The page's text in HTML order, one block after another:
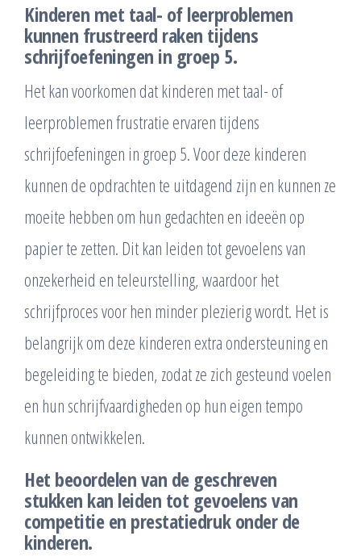
Kinderen met taal- of leerproblemen
kunnen frustreerd raken tijdens
schrijfoefeningen in groep 5.
Het kan voorkomen dat kinderen met taal- of
leerproblemen frustratie ervaren tijdens
schrijfoefeningen in groep 5. Voor deze kinderen
kunnen de opdrachten te uitdagend zijn en kunnen ze
moeite hebben om hun gedachten en ideeën op
papier te zetten. Dit kan leiden tot gevoelens van
onzekerheid en teleurstelling, waardoor het
schrijfproces voor hen minder plezierig wordt. Het is
belangrijk om deze kinderen extra ondersteuning en
begeleiding te bieden, zodat ze zich gesteund voelen
en hun schrijfvaardigheden op hun eigen tempo
kunnen ontwikkelen.
Het beoordelen van de geschreven
stukken kan leiden tot gevoelens van
competitie en prestatiedruk onder de
kinderen.